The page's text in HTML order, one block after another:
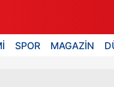
SPOR MAGAZİN